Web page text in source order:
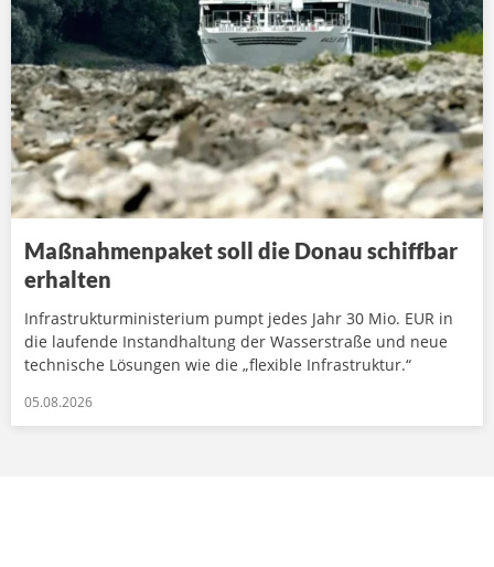
Maßnahmenpaket soll die Donau schiffbar
erhalten
Infrastrukturministerium pumpt jedes Jahr 30 Mio. EUR in
die laufende Instandhaltung der Wasserstraße und neue
technische Lösungen wie die „flexible Infrastruktur.“
05.08.2026